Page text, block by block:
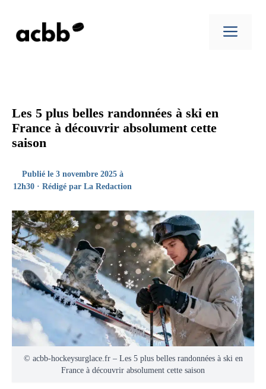
contenu
Les 5 plus belles randonnées à ski en
France à découvrir absolument cette
saison
Publié le 3 novembre 2025 à
12h30 · Rédigé par La Redaction
© acbb-hockeysurglace.fr – Les 5 plus belles randonnées à ski en
France à découvrir absolument cette saison